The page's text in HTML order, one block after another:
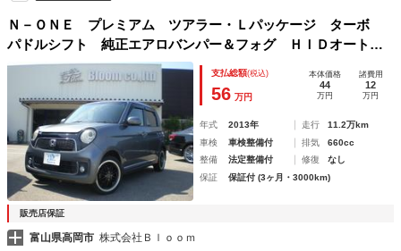
Ｎ－ＯＮＥ プレミアム ツアラー・Ｌパッケージ ターボ
パドルシフト 純正エアロバンパー＆フォグ ＨＩＤオートラ
イト ドアミラーウインカー 社外１６ＡＷ 社外メモリーナ
ビ フルセグＴＶ バックモニター ＥＴＣ スマートキー＆
プッシュスタート
支払総額(税込)
56 万円
本体価格
44
万円
諸費用
12
万円
年式 2013年 走行
11.2万km
車検
車検整備付 排気
660cc
整備
法定整備付 修復
なし
保証
保証付 (3ヶ月・3000km)
販売店保証
富山県高岡市 株式会社Ｂｌｏｏｍ